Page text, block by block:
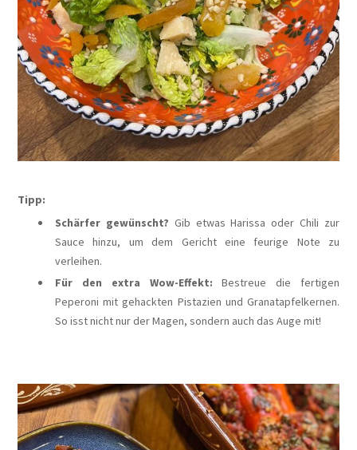
Tipp:
Schärfer gewünscht? Gib etwas Harissa oder Chili zur
Sauce hinzu, um dem Gericht eine feurige Note zu
verleihen.
Für den extra Wow-Effekt: Bestreue die fertigen
Peperoni mit gehackten Pistazien und Granatapfelkernen.
So isst nicht nur der Magen, sondern auch das Auge mit!